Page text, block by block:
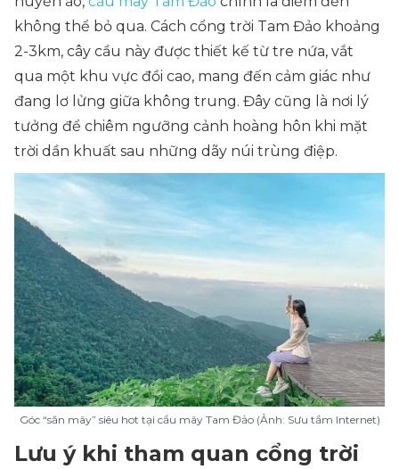
không thể bỏ qua. Cách cổng trời Tam Đảo khoảng
2-3km, cây cầu này được thiết kế từ tre nứa, vắt
qua một khu vực đồi cao, mang đến cảm giác như
đang lơ lửng giữa không trung. Đây cũng là nơi lý
tưởng để chiêm ngưỡng cảnh hoàng hôn khi mặt
trời dần khuất sau những dãy núi trùng điệp.
Góc “săn mây” siêu hot tại cầu mây Tam Đảo (Ảnh: Sưu tầm Internet)
Lưu ý khi tham quan cổng trời